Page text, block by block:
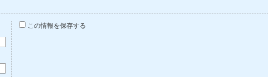
この情報を保存する